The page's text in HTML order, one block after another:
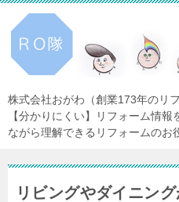
株式会社おがわ（創業173年のリ
【分かりにくい】リフォーム情
ながら理解できるリフォームのお
リビングやダイニン